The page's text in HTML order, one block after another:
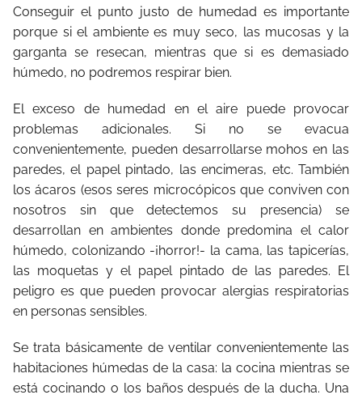
Conseguir el punto justo de humedad es importante
porque si el ambiente es muy seco, las mucosas y la
garganta se resecan, mientras que si es demasiado
húmedo, no podremos respirar bien.
El exceso de humedad en el aire puede provocar
problemas adicionales. Si no se evacua
convenientemente, pueden desarrollarse mohos en las
paredes, el papel pintado, las encimeras, etc. También
los ácaros (esos seres microcópicos que conviven con
nosotros sin que detectemos su presencia) se
desarrollan en ambientes donde predomina el calor
húmedo, colonizando -¡horror!- la cama, las tapicerías,
las moquetas y el papel pintado de las paredes. El
peligro es que pueden provocar alergias respiratorias
en personas sensibles.
Se trata básicamente de ventilar convenientemente las
habitaciones húmedas de la casa: la cocina mientras se
está cocinando o los baños después de la ducha. Una